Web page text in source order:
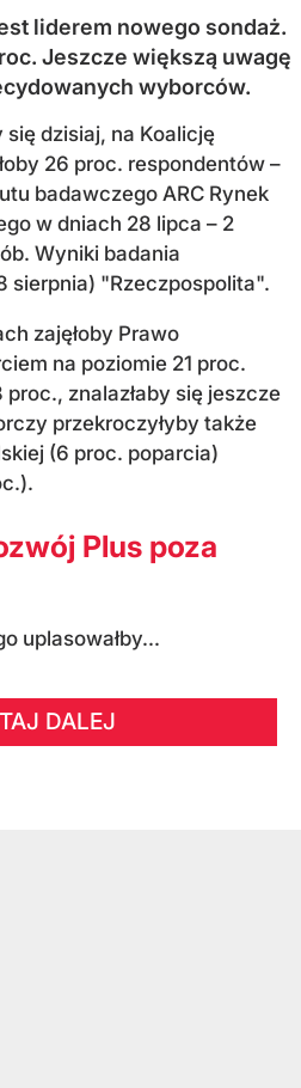
liderem nowego sondaż.
Jeszcze większą uwagę
wyborców.
dzisiaj, na Koalicję
26 proc. respondentów –
badawczego ARC Rynek
w dniach 28 lipca – 2
Wyniki badania
sierpnia) "Rzeczpospolita".
zajęłoby Prawo
na poziomie 21 proc.
znalazłaby się jeszcze
przekroczyłyby także
(6 proc. poparcia)
Plus poza
uplasowałby...
DALEJ